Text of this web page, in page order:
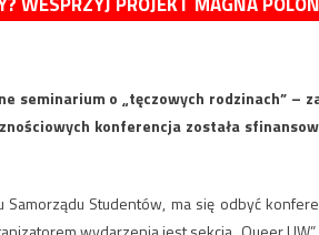
seminarium o „tęczowych rodzinach” –
konferencja została
Studentów, ma się odbyć